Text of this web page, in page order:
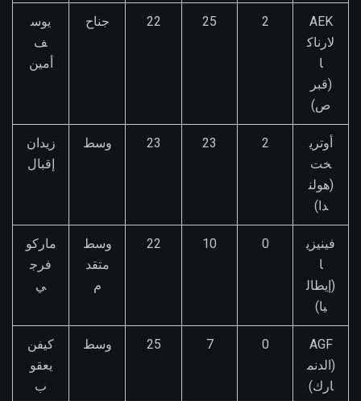
AEK
لارناك
ا
(قبر
ص)
2
25
22 جناح
يوس
ف
أمين
أوتري
خت
(هولن
دا)
2
23
23 وسط
زيدان
إقبال
فينيزي
ا
(إيطال
يا)
0
10
22
وسط
متقد
م
ماركو
فرج
ي
AGF
(الدنم
ارك)
0
7
25 وسط
كيفن
يعقو
ب